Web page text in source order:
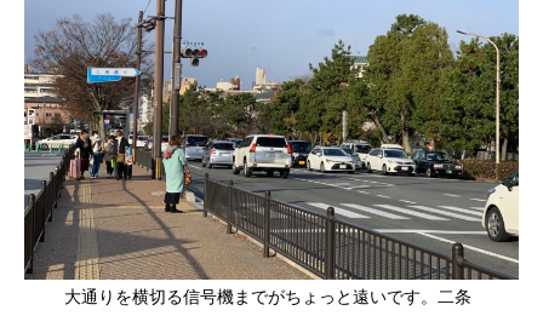
大通りを横切る信号機までがちょっと遠いです。二条